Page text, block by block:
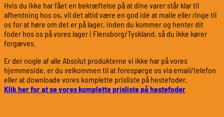
Hvis du ikke har fået en bekræftelse på at dine varer står klar til
afhentning hos os, vil det altid være en god idé at maile eller ringe til
os for at høre om det er på lager, inden du kommer og henter dit
foder hos os på vores lager i Flensborg/Tyskland, så du ikke kører
forgæves.
Er der nogle af alle Absolut produkterne vi ikke har på vores
hjemmeside, er du velkommen til at forespørge os via email/telefon
eller at downloade vores komplette prisliste på hestefoder.
Klik her for at se vores komplette prisliste på hestefoder